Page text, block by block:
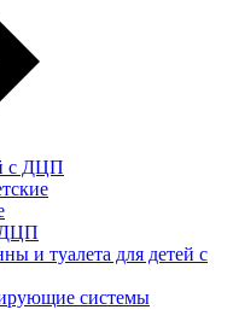
с ДЦП
ДЦП
и туалета для детей с
системы